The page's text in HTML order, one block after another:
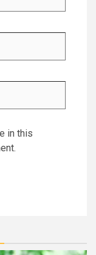
in this